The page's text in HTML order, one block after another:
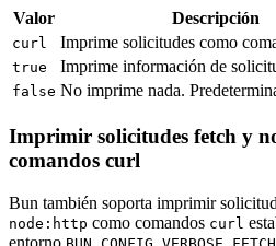
Valor Descripción
curl Imprime solicitudes como
true Imprime información de
false No imprime nada.
Imprimir solicitudes fetch y
comandos curl
Bun también soporta imprimir
node:http como comandos curl
entorno BUN_CONFIG_VERBOSE_FETCH